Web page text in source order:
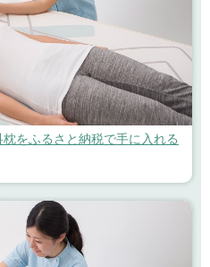
をふるさと納税で手に入れる